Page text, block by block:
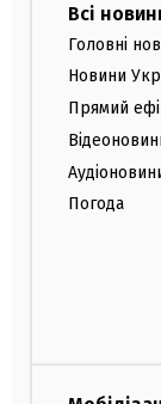
Всі
Головні
Новини
Прямий
Погода